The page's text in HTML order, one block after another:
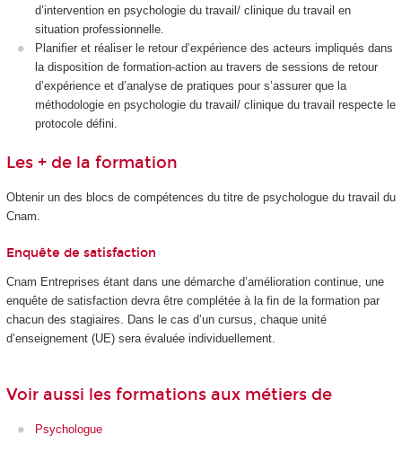
d’intervention en psychologie du travail/ clinique du travail en
situation professionnelle.
Planifier et réaliser le retour d’expérience des acteurs impliqués dans
la disposition de formation-action au travers de sessions de retour
d’expérience et d’analyse de pratiques pour s’assurer que la
méthodologie en psychologie du travail/ clinique du travail respecte le
protocole défini.
Les + de la formation
Obtenir un des blocs de compétences du titre de psychologue du travail du
Cnam.
Enquête de satisfaction
Cnam Entreprises étant dans une démarche d’amélioration continue, une
enquête de satisfaction devra être complétée à la fin de la formation par
chacun des stagiaires. Dans le cas d’un cursus, chaque unité
d’enseignement (UE) sera évaluée individuellement.
Voir aussi les formations aux métiers de
Psychologue